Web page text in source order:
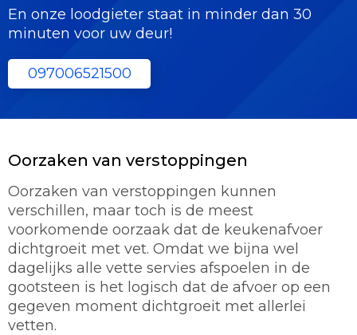
En onze loodgieter staat in minder dan 30
minuten voor uw deur!
097006521500
Oorzaken van verstoppingen
Oorzaken van verstoppingen kunnen
verschillen, maar toch is de meest
voorkomende oorzaak dat de keukenafvoer
dichtgroeit met vet. Omdat we bijna wel
dagelijks alle vette servies afspoelen in de
gootsteen is het logisch dat de afvoer op een
gegeven moment dichtgroeit met allerlei
vetten.